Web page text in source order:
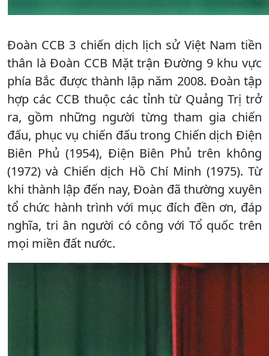
Đoàn CCB 3 chiến dịch lịch sử Việt Nam tiền
thân là Đoàn CCB Mặt trận Đường 9 khu vực
phía Bắc được thành lập năm 2008. Đoàn tập
hợp các CCB thuộc các tỉnh từ Quảng Trị trở
ra, gồm những người từng tham gia chiến
đấu, phục vụ chiến đấu trong Chiến dịch Điện
Biên Phủ (1954), Điện Biên Phủ trên không
(1972) và Chiến dịch Hồ Chí Minh (1975). Từ
khi thành lập đến nay, Đoàn đã thường xuyên
tổ chức hành trình với mục đích đền ơn, đáp
nghĩa, tri ân người có công với Tổ quốc trên
mọi miền đất nước.